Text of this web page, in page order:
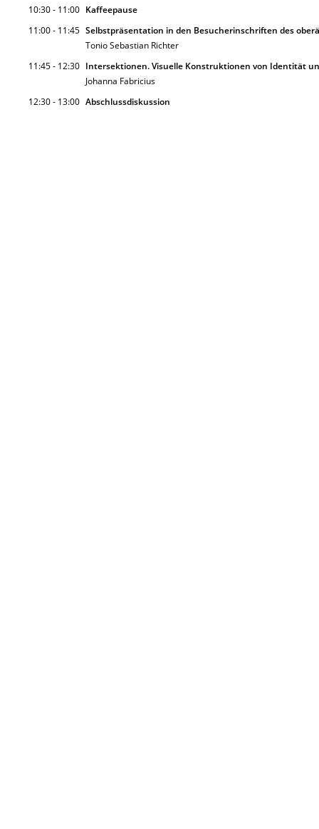
10:30 - 11:00 Kaffeepause
11:00 - 11:45 Selbstpräsentation in den Besucherinschriften des
Tonio Sebastian Richter
11:45 - 12:30 Intersektionen. Visuelle Konstruktionen von Identität
Johanna Fabricius
12:30 - 13:00 Abschlussdiskussion